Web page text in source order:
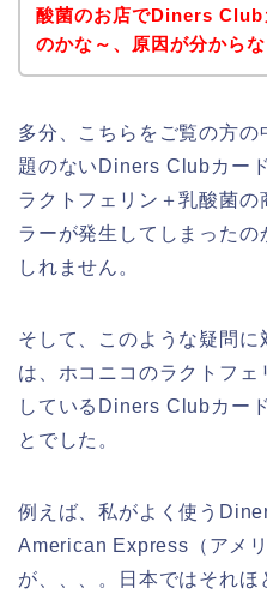
酸菌のお店でDiners Club
のかな～、原因が分から
多分、こちらをご覧の方の
題のないDiners Clubカー
ラクトフェリン＋乳酸菌
ラーが発生してしまったの
しれません。
そして、このような疑問
は、ホコニコのラクトフ
しているDiners Clubカー
とでした。
例えば、私がよく使う
American Express（アメ
が、、、。日本ではそれほ